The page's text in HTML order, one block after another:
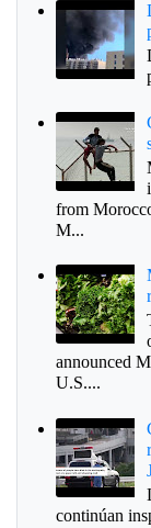
from
M...
announced
U.S....
continúan